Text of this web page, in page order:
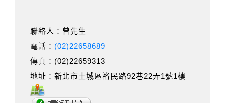
聯絡人：曾先生
電話： (02)22658689
傳真：(02)22659313
地址：新北市土城區裕民路92巷22弄1號1樓